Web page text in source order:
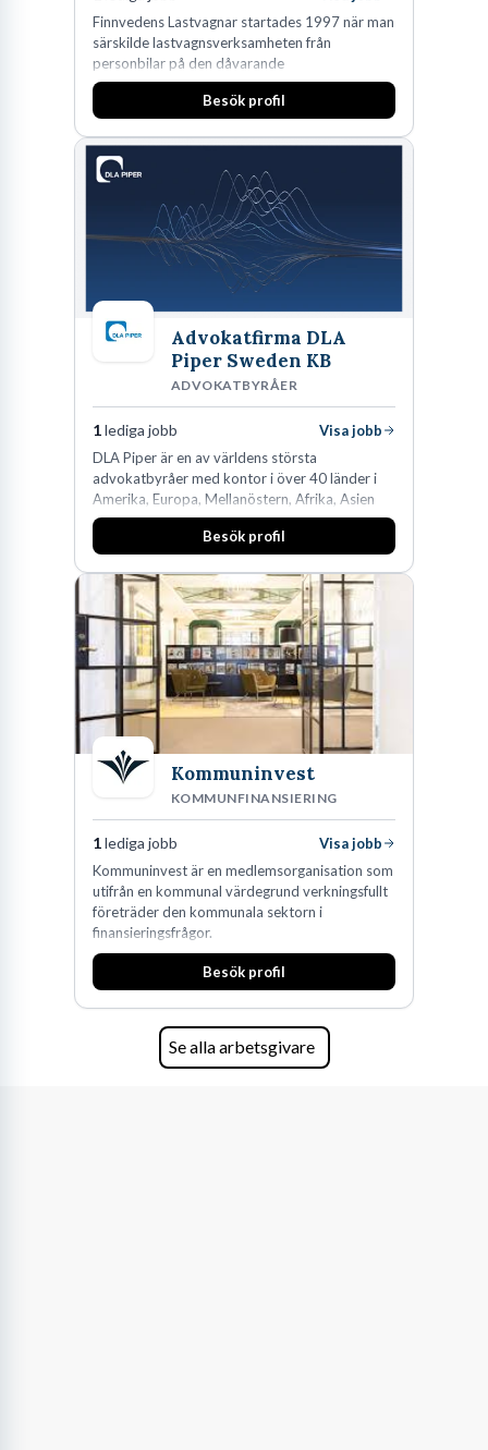
Finnvedens Lastvagnar startades 1997 när man
särskilde lastvagnsverksamheten från
personbilar på den dåvarande
huvudanläggningen i Värnamo. Sedan dess har
man expanderat kraftigt genom ett antal
den största privata återförsäljaren av Volvo
Lastvagnar och finns representerade på 20
orter i södra Sverige.
Besök profil
Advokatfirma DLA
Piper Sweden KB
ADVOKATBYRÅER
1lediga jobb
Visa jobb
DLA Piper är en av världens största
advokatbyråer med kontor i över 40 länder i
Amerika, Europa, Mellanöstern, Afrika, Asien
och Oceanien. Vi är specialister inom
affärsjuridikens alla områden och vi har några
fler än 450 jurister på fem kontor i Stockholm,
Köpenhamn, Århus, Oslo och Helsingfors kan vi
på DLA Piper erbjuda våra klienter en unik,
effektiv och gränsöverskridande nordisk
expertis. På vårt kontor i centrala Stockholm är
vi idag drygt 240 medarbetare.
Besök profil
Kommuninvest
KOMMUNFINANSIERING
1lediga jobb
Visa jobb
Kommuninvest är en medlemsorganisation som
utifrån en kommunal värdegrund verkningsfullt
företräder den kommunala sektorn i
finansieringsfrågor.
Besök profil
Se alla arbetsgivare